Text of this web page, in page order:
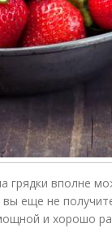
грядки вполне
еще не
и хорошо